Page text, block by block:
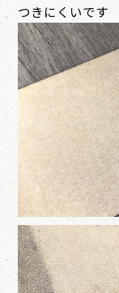
つきにくいです